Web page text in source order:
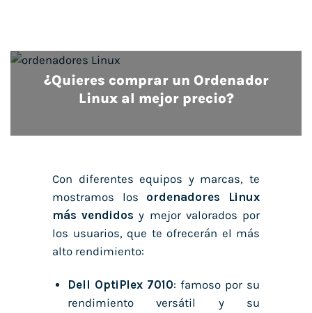
¿Quieres comprar un Ordenador
Linux al mejor precio?
Con diferentes equipos y marcas, te
mostramos los ordenadores Linux
más vendidos y mejor valorados por
los usuarios, que te ofrecerán el más
alto rendimiento:
Dell OptiPlex 7010: famoso por su
rendimiento versátil y su